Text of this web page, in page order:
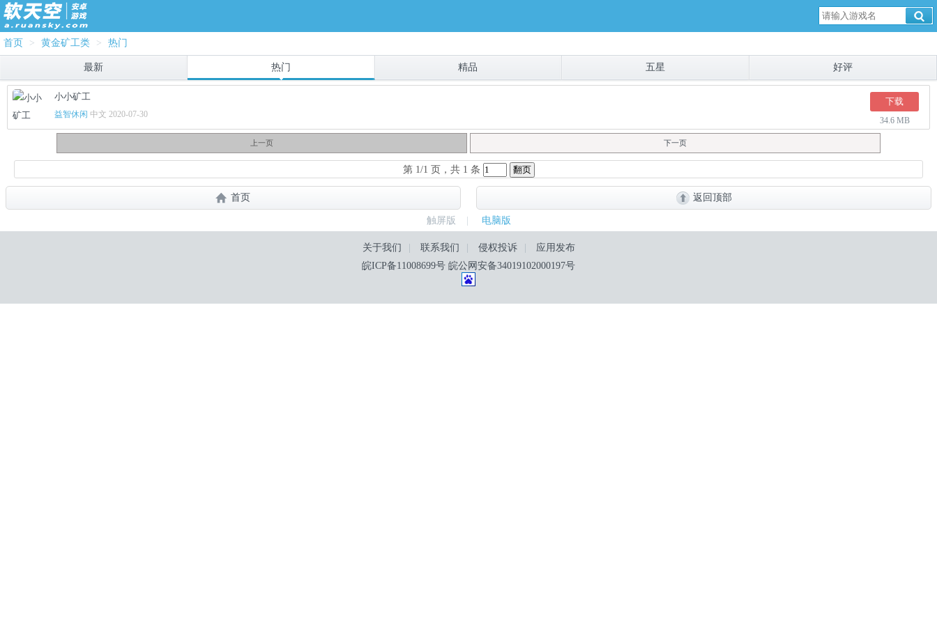
首页 > 黄金矿工类 > 热门
最新 热门 精品 五星 好评
小小矿工
益智休闲 中文 2020-07-30
下载
34.6 MB
上一页 下一页
第 1/1 页，共 1 条
首页 返回顶部
触屏版 电脑版
关于我们 联系我们 侵权投诉
应用发布
皖ICP备11008699号 皖公网安备34019102000197号